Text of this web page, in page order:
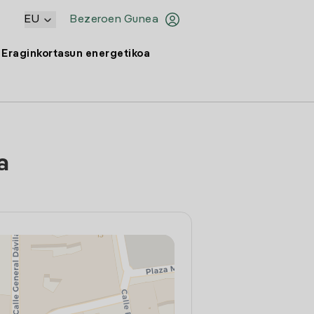
Bezeroen Gunea
EU
Eraginkortasun energetikoa